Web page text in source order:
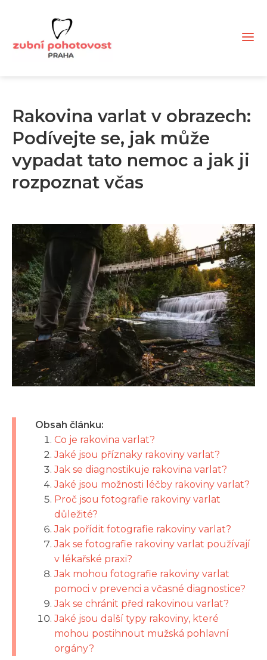
Rakovina varlat v obrazech:
Podívejte se, jak může
vypadat tato nemoc a jak ji
rozpoznat včas
Obsah článku:
Co je rakovina varlat?
Jaké jsou příznaky rakoviny varlat?
Jak se diagnostikuje rakovina varlat?
Jaké jsou možnosti léčby rakoviny varlat?
Proč jsou fotografie rakoviny varlat
důležité?
Jak pořídit fotografie rakoviny varlat?
Jak se fotografie rakoviny varlat používají
v lékařské praxi?
Jak mohou fotografie rakoviny varlat
pomoci v prevenci a včasné diagnostice?
Jak se chránit před rakovinou varlat?
Jaké jsou další typy rakoviny, které
mohou postihnout mužská pohlavní
orgány?